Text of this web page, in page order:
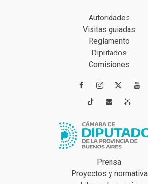
Autoridades
Visitas guiadas
Reglamento
Diputados
Comisiones
 
 
Prensa
Proyectos y normativa